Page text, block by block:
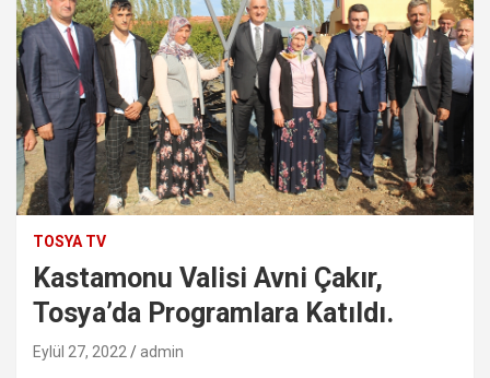
TOSYA TV
Kastamonu Valisi Avni Çakır,
Tosya’da Programlara Katıldı.
Eylül 27, 2022 admin